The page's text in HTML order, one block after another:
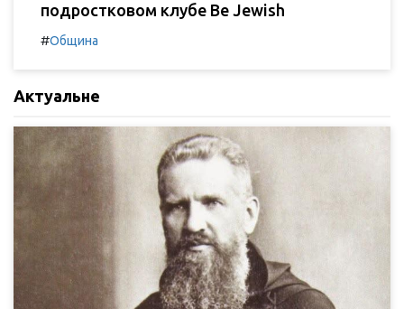
подростковом клубе Be Jewish
#Община
Актуальне